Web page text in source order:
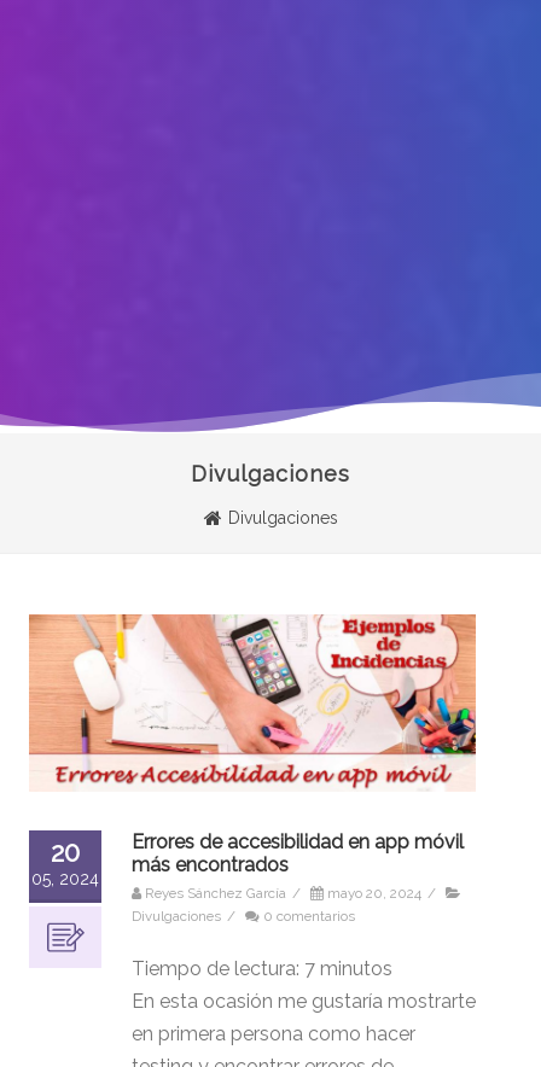
Divulgaciones
Divulgaciones
20
05, 2024
Errores de accesibilidad en app móvil
más encontrados
Reyes Sánchez García / mayo 20, 2024 /
Divulgaciones / 0 comentarios
Tiempo de lectura: 7 minutos
En esta ocasión me gustaría mostrarte
en primera persona como hacer